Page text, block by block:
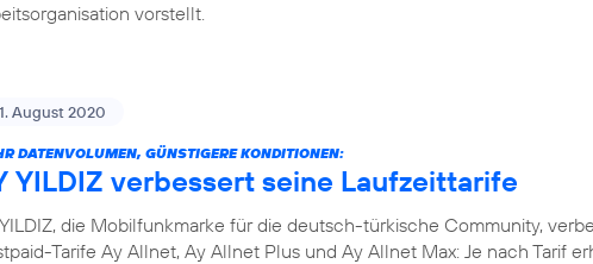
vorstellt.
August 2020
DATENVOLUMEN, GÜNSTIGERE KONDITIONEN:
YILDIZ verbessert seine Laufzeittarife
die Mobilfunkmarke für die deutsch-türkische Community,
Tarife Ay Allnet, Ay Allnet Plus und Ay Allnet Max: Je nach Tarif